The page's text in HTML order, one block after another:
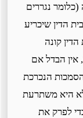
(כלומר נגררים
הדין שיכריע
קונה
אין הבדל אם
הנכרכת
היא משתרעת
לפרק את